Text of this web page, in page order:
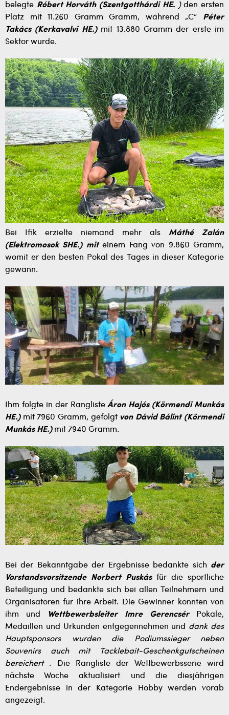
belegte Róbert Horváth (Szentgotthárdi HE.)den ersten
Platz mit 11.260 Gramm Gramm, während „C“ Péter
Takács (Kerkavalvi HE.)mit 13.880 Gramm der erste im
Sektor wurde.
Bei Ifik erzielte niemand mehr als Máthé Zalán
(Elektromosok SHE.) miteinem Fang von 9.860 Gramm,
womit er den besten Pokal des Tages in dieser Kategorie
gewann.
Ihm folgte in der RanglisteÁron Hajós (Körmendi Munkás
HE.)mit 7960 Gramm, gefolgt von Dávid Bálint (Körmendi
Munkás HE.)mit 7940 Gramm.
Bei der Bekanntgabe der Ergebnisse bedankte sich der
Vorstandsvorsitzende Norbert Puskásfür die sportliche
Beteiligung und bedankte sich bei allen Teilnehmern und
Organisatoren für ihre Arbeit. Die Gewinner konnten von
ihm und
Wettbewerbsleiter Imre GerencsérPokale,
Medaillen und Urkunden entgegennehmen und dank des
Hauptsponsors wurden die Podiumssieger neben
Souvenirs auch mit Tacklebait-Geschenkgutscheinen
bereichert. Die Rangliste der Wettbewerbsserie wird
nächste Woche aktualisiert und die diesjährigen
Endergebnisse in der Kategorie Hobby werden vorab
angezeigt.